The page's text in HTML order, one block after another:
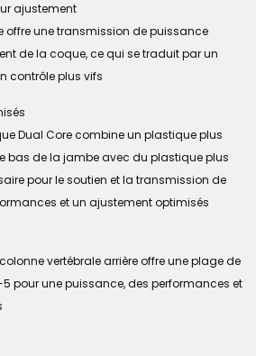
ajustement
offre une transmission de puissance
de la coque, ce qui se traduit par un
contrôle plus vifs
Dual Core combine un plastique plus
bas de la jambe avec du plastique plus
pour le soutien et la transmission de
et un ajustement optimisés
vertébrale arrière offre une plage de
pour une puissance, des performances et